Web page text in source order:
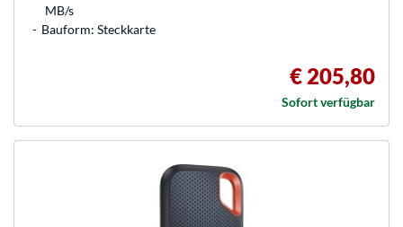
MB/s
Bauform: Steckkarte
€ 205,80
Sofort verfügbar